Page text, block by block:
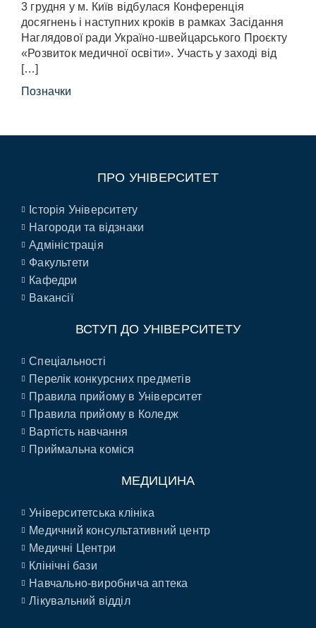
3 грудня у м. Київ відбулася Конференція
досягнень і наступних кроків в рамках Засідання
Наглядової ради Україно-швейцарського Проєкту
«Розвиток медичної освіти». Участь у заході від
[…]
Позначки
ПРО УНІВЕРСИТЕТ
Історія Університету
Нагороди та відзнаки
Адміністрація
Факультети
Кафедри
Вакансії
ВСТУП ДО УНІВЕРСИТЕТУ
Спеціальності
Перелік конкурсних предметів
Правила прийому в Університет
Правила прийому в Коледж
Вартість навчання
Приймальна коміся
МЕДИЦИНА
Університетська клініка
Медичний консультативний центр
Медичні Центри
Клінічні бази
Навчально-виробнича аптека
Лікувальний відділ